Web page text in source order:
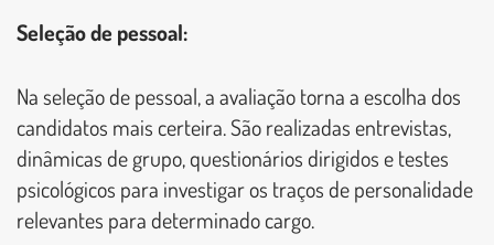
Seleção de pessoal:
Na seleção de pessoal, a avaliação torna a escolha dos
candidatos mais certeira. São realizadas entrevistas,
dinâmicas de grupo, questionários dirigidos e testes
psicológicos para investigar os traços de personalidade
relevantes para determinado cargo.